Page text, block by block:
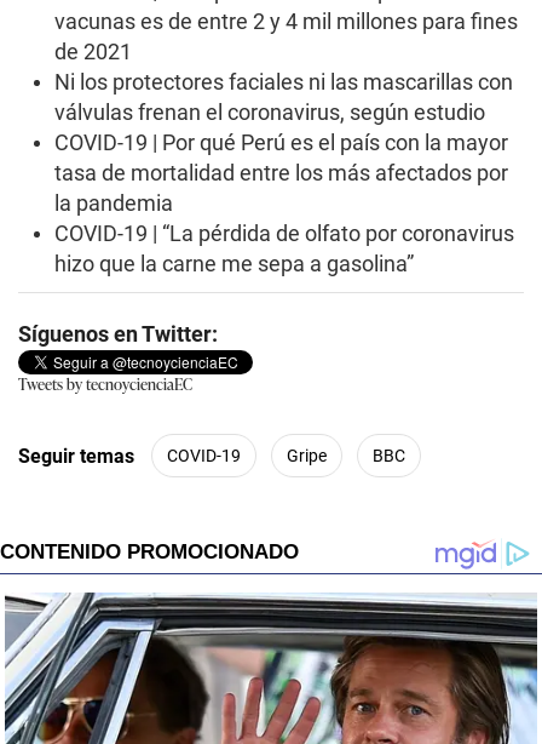
vacunas es de entre 2 y 4 mil millones para fines
de 2021
Ni los protectores faciales ni las mascarillas con
válvulas frenan el coronavirus, según estudio
COVID-19 | Por qué Perú es el país con la mayor
tasa de mortalidad entre los más afectados por
la pandemia
COVID-19 | “La pérdida de olfato por coronavirus
hizo que la carne me sepa a gasolina”
Síguenos en Twitter:
Tweets by tecnoycienciaEC
Seguir temas COVID-19 Gripe BBC